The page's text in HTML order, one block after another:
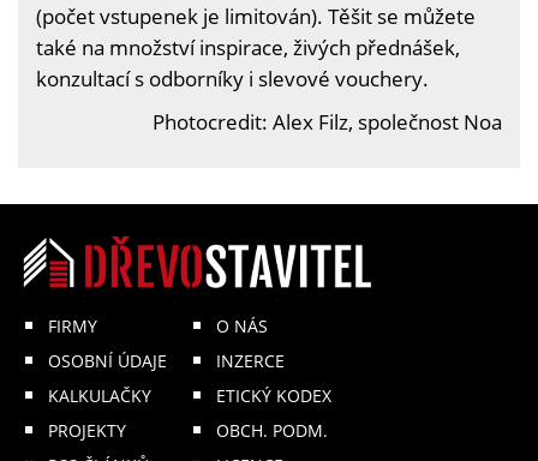
(počet vstupenek je limitován). Těšit se můžete
také na množství inspirace, živých přednášek,
konzultací s odborníky i slevové vouchery.
Photocredit: Alex Filz, společnost Noa
FIRMY
OSOBNÍ ÚDAJE
KALKULAČKY
PROJEKTY
O NÁS
INZERCE
ETICKÝ KODEX
OBCH. PODM.